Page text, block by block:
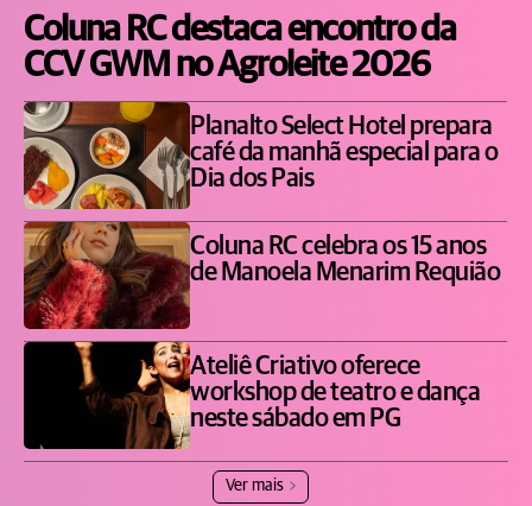
Coluna RC destaca encontro da
CCV GWM no Agroleite 2026
Planalto Select Hotel prepara
café da manhã especial para o
Dia dos Pais
Coluna RC celebra os 15 anos
de Manoela Menarim Requião
Ateliê Criativo oferece
workshop de teatro e dança
neste sábado em PG
Ver mais